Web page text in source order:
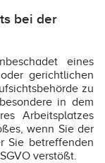
bei der
eines
gerichtlichen
zu
in dem
Arbeitsplatzes
wenn Sie der
Sie betreffenden
verstößt.